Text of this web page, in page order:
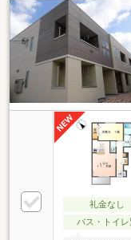
礼金なし
バス・トイレ